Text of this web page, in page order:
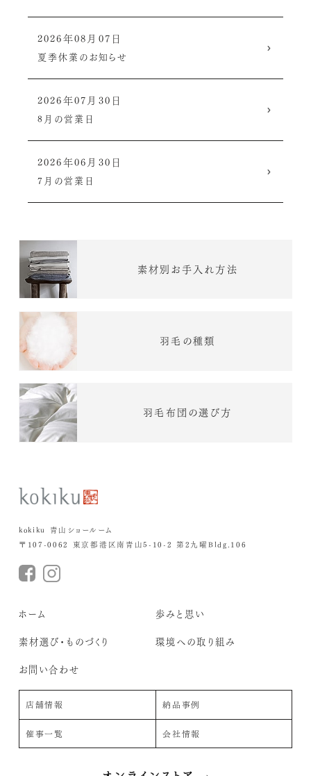
2026年08月07日
夏季休業のお知らせ
2026年07月30日
8月の営業日
2026年06月30日
7月の営業日
素材別お手入れ方法
羽毛の種類
羽毛布団の選び方
kokiku 青山ショールーム
〒107-0062 東京都港区南青山5-10-2 第2九曜Bldg.106
ホーム 歩みと思い
素材選び・ものづくり 環境への取り組み
お問い合わせ
店舗情報 納品事例
催事一覧 会社情報